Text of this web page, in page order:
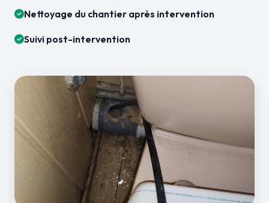
Nettoyage du chantier après intervention
Suivi post-intervention